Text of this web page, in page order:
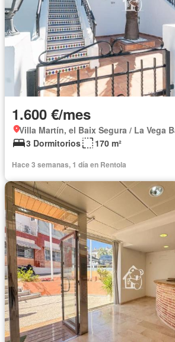
1.600 €/mes
Villa Martín, el Baix Segura / La Vega
3 Dormitorios
170 m²
Hace 3 semanas, 1 día en Rentola